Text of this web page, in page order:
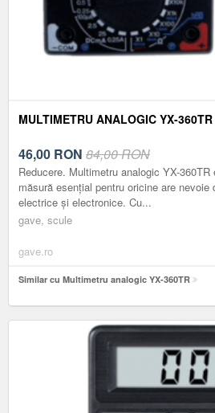
MULTIMETRU ANALOGIC YX-360TR
46,00 RON 84,00 RON
Reducere. Multimetru analogic YX-
măsură esențial pentru oricine are
electrice și electronice. Cu...
gave, scule
gave.ro
Similar cu Multimetru analogic YX-360TR